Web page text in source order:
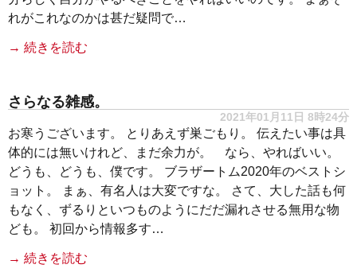
れがこれなのかは甚だ疑問で…
→ 続きを読む
さらなる雑感。
2021年01月11日 8時24分
お寒うございます。 とりあえず巣ごもり。 伝えたい事は具
体的には無いけれど、まだ余力が。 なら、やればいい。
どうも、どうも、僕です。 ブラザートム2020年のベストシ
ョット。 まぁ、有名人は大変ですな。 さて、大した話も何
もなく、ずるりといつものようにだだ漏れさせる無用な物
ども。 初回から情報多す…
→ 続きを読む